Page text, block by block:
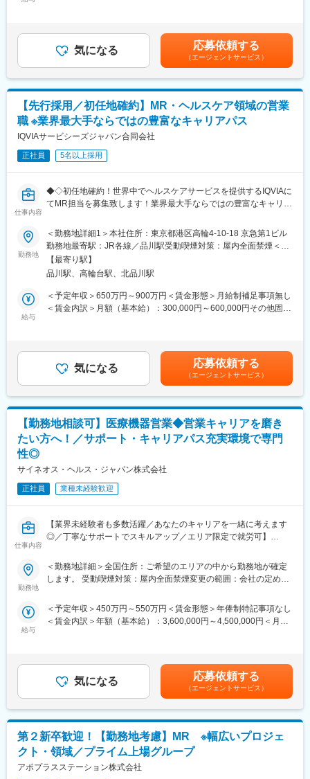
《職種に関して》
■MRとは主に医師や薬剤師等へ、担当製品の情報提供を行いま
す。担当施設の患者様に応じた情報提供や、担当製品の処方後の
変更の範囲：会社の定める業務
担当者）とのリレーション構築
・医療従事者向けの説明会の企画・実施、医師同士のコミュニケ
ーション推進のための研究会・勉強会の立ち上げ、講演会の企
が拡大していくことが見込まれます。メーカーMRの場合は新製品
の上市、競合品の出現、特許切れ、等によってMRの雇用が流動的
となるケースもありますが、ヘルスケアのマーケットで見た時に
アウトソースする欧米的な手法が今後はベーシックなものとな
り、コントラクトMRとして息の長いキャリアを形成することがで
■当社について：当社は米国に本社を置き、世界100以上の国や地
び臨床試験サービスを提供する世界的なリーディングカンパニー
です。当社は、疾患領域、サイエンス、解析における長年の経験
や知識を生かして、様々なサービスを提供し続けています。
手当支給する。【補足】プロジェクト稼働手当(35,000円)、外勤
日当（1日1,500円／外勤3.5時間以上）■変動賞与制（6月・12
月・3月）※平均実績6ヶ月分■インセンティブ：3月（対象者）賃
金はあくまでも目安の金額であり、選考を通じて上下する可能性
があります。月給(月額)は固定手当を含めた表記です。
気になる 応募依頼する
（エージェントサービス）
【先行採用／初任地確約】MR・ヘルスケア領域の営業
職 ※業界最大手ならではの豊富なキャリアパス
IQVIAサービシーズジャパン合同会社
正社員 5名以上採用
仕事内容
◆◇初任地確約！世界中でヘルスケアサービスを提供するIQVIAに
てMR担当を募集致します！業界最大手ならではの豊富なキャリア
■具体的な業務詳細
国内トップクラスのプロジェクト受託実績を誇る当社の一員とし
て、医薬品PJなどを中心にクライアントビジネス拡大に貢献して
いただきます。
・担当エリアの訪問医療施設のターゲティング、担当医療施設へ
の訪問計画作成、担当医療施設への訪問、医療従事者とのリレー
ション構築
ーション推進のための研究会・勉強会の立ち上げ、講演会の企
画・運営 等
行採用オファーをお出しいたします
・再配属時は全国勤務が対象となります（希望勤務地は考慮いた
します）
ック・医療機器などの全てのプロジェクトが対象です
せていただきます
・世界100以上の国と地域／8万人の社員が、医薬品の臨床開発～
プロモーションに携わり、市場を流通するほぼすべての医薬品に
・日本においても業界トップシェアを誇り、常時100以上のPJが
稼働しています
・研修体制：製品研修、スキル研修、学術研修と、国内最大手だ
からこそ仕事に必要な知識やスキルをしっかりと身に付けられる
ル人材を育成する研修制度を整備しています。
・充実の待遇：同業他社の中でも平均給与の高さや日当の支給の
他、退職金や団体保険制度など福利厚生が充実しています。長期
就業が可能です。
タベース、ネットワークで多様なニーズにこたえるサービス展開
をしています。MRの現在のあり方だけでなく、プラスαの付加価
値が必要と捉え、従業員のキャリア開発、豊富なプロジェクトの
勤務地
＜勤務地詳細1＞本社住所：東京都港区高輪4-10-18 京急第1ビル
勤務地最寄駅：JR各線／品川駅受動喫煙対策：屋内全面禁煙＜勤
務地詳細2＞全国住所：全国 ※希望勤務地はアドバイザーにお伝
えください。 受動喫煙対策：屋内全面禁煙変更の範囲：会社の定
【最寄り駅】
品川駅、高輪台駅、北品川駅
給与
＜予定年収＞650万円～900万円＜賃金形態＞月給制補足事項無し
＜賃金内訳＞月額（基本給）：300,000円～600,000円その他固定
手当支給する。【補足】プロジェクト稼働手当(35,000円)、外勤
日当（1日1,500円／外勤3.5時間以上）■変動賞与制（6月・12
月・3月）※平均実績6ヶ月分■インセンティブ：3月（対象者）賃
金はあくまでも目安の金額であり、選考を通じて上下する可能性
があります。月給(月額)は固定手当を含めた表記です。
気になる 応募依頼する
（エージェントサービス）
【勤務地相談可】医療機器営業◆営業キャリアを磨き
たい方へ！／サポート・キャリアパス充実環境で専門
性◎
サイネオス・ヘルス・ジャパン株式会社
正社員 業種未経験歓迎
仕事内容
【業界未経験者も多数活躍／あなたのキャリアを一緒に考えます
◎／丁寧なサポートでスキルアップ／エリア限定で就労可】
■業務内容
医療機器の営業担当者として、基幹病院などの医師や看護師など
医療従事者の方々と面談を行い、製品に関わる手技や情報提供な
・身につくスキル
専門家へ提案・交渉する力を磨けます。単に説明する力だけでな
■キャリアパス：
志向性や身につけたいスキルに応じて様々なキャリアパスがあり
ます。
・1つの領域（心臓外科や整形外科など）を極める
・複数のプロジェクトに参画して経験を広げる
・本社スタッフ（プロジェクトマネージャー、採用、研修担当）
にキャリアチェンジ
など、様々な可能性を探ることができるのが大きな魅力です。
勤務地
＜勤務地詳細＞全国住所：ご希望のエリアの中から勤務地が確定
します。 受動喫煙対策：屋内全面禁煙変更の範囲：会社の定める
給与
＜予定年収＞450万円～550万円＜賃金形態＞年俸制特記事項なし
＜賃金内訳＞年額（基本給）：3,600,000円～4,500,000円＜月額
として、同社が拠出します賃金はあくまでも目安の金額であり、
選考を通じて上下する可能性があります。月給(月額)は固定手当を
気になる 応募依頼する
（エージェントサービス）
第２新卒歓迎！【勤務地考慮】MR ※幅広いプロジェ
クト・領域／プライム上場グループ
アポプラスステーション株式会社